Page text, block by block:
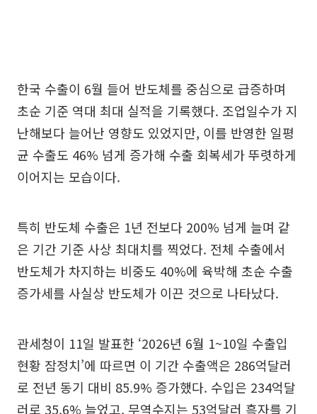
한국 수출이 6월 들어 반도체를 중심으로 급증하며
초순 기준 역대 최대 실적을 기록했다. 조업일수가 지
난해보다 늘어난 영향도 있었지만, 이를 반영한 일평
균 수출도 46% 넘게 증가해 수출 회복세가 뚜렷하게
이어지는 모습이다.
특히 반도체 수출은 1년 전보다 200% 넘게 늘며 같
은 기간 기준 사상 최대치를 찍었다. 전체 수출에서
반도체가 차지하는 비중도 40%에 육박해 초순 수출
증가세를 사실상 반도체가 이끈 것으로 나타났다.
관세청이 11일 발표한 ‘2026년 6월 1~10일 수출입
현황 잠정치’에 따르면 이 기간 수출액은 286억달러
로 전년 동기 대비 85.9% 증가했다. 수입은 234억달
러로 35.6% 늘었고, 무역수지는 53억달러 흑자를 기